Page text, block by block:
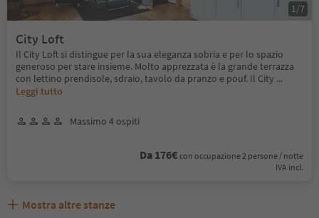
City Loft
Il City Loft si distingue per la sua eleganza sobria e per lo spazio
generoso per stare insieme. Molto apprezzata è la grande terrazza
con lettino prendisole, sdraio, tavolo da pranzo e pouf. Il City ...
Leggi tutto
Massimo 4 ospiti
Da 176€ con occupazione 2 persone / notte
IVA incl.
1 /7
Mostra altre stanze